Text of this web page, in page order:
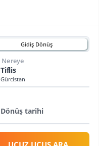
Gidiş Dönüş
Tiflis
Gürcistan
Nereye
Dönüş tarihi